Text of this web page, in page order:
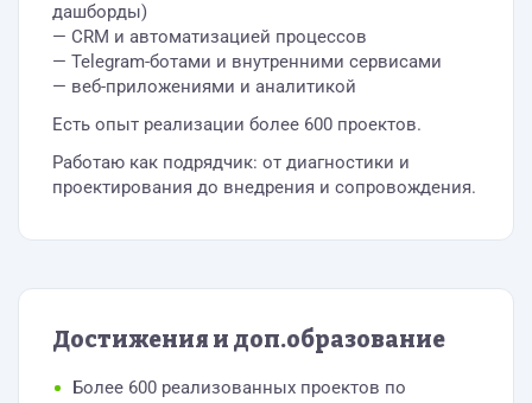
дашборды)
— CRM и автоматизацией процессов
— Telegram-ботами и внутренними сервисами
— веб-приложениями и аналитикой
Есть опыт реализации более 600 проектов.
Работаю как подрядчик: от диагностики и
проектирования до внедрения и сопровождения.
Достижения и доп.образование
Более 600 реализованных проектов по